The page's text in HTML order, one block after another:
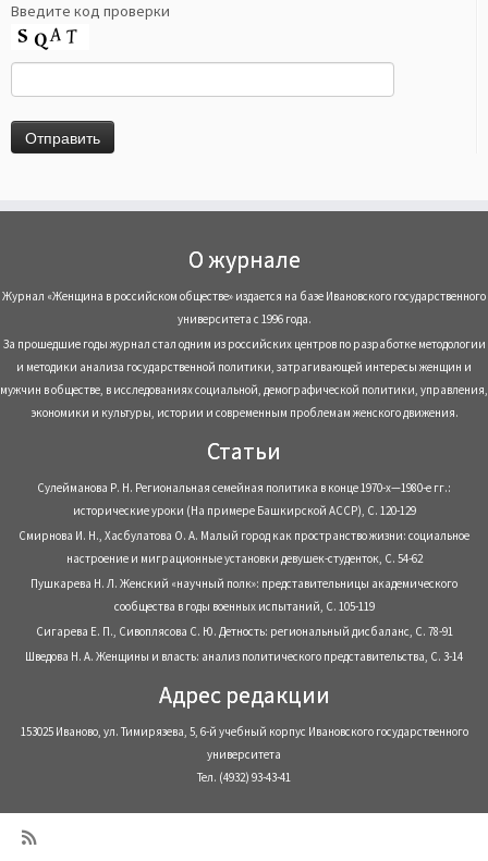
Введите код проверки
О журнале
Журнал «Женщина в российском обществе» издается на базе Ивановского государственного
университета с 1996 года.
За прошедшие годы журнал стал одним из российских центров по разработке методологии
и методики анализа государственной политики, затрагивающей интересы женщин и
мужчин в обществе, в исследованиях социальной, демографической политики, управления,
экономики и культуры, истории и современным проблемам женского движения.
Статьи
Сулейманова Р. Н. Региональная семейная политика в конце 1970-х—1980-е гг.:
исторические уроки (На примере Башкирской АССР), С. 120-129
Смирнова И. Н., Хасбулатова О. А. Малый город как пространство жизни: социальное
настроение и миграционные установки девушек-студенток, С. 54-62
Пушкарева Н. Л. Женский «научный полк»: представительницы академического
сообщества в годы военных испытаний, С. 105-119
Сигарева Е. П., Сивоплясова С. Ю. Детность: региональный дисбаланс, С. 78-91
Шведова Н. А. Женщины и власть: анализ политического представительства, С. 3-14
Адрес редакции
153025 Иваново, ул. Тимирязева, 5, 6-й учебный корпус Ивановского государственного
университета
Тел. (4932) 93-43-41